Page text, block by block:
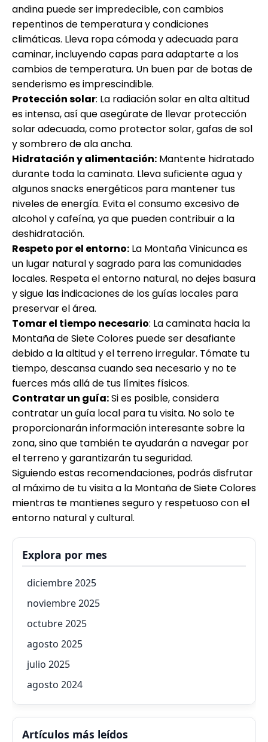
andina puede ser impredecible, con cambios
repentinos de temperatura y condiciones
climáticas. Lleva ropa cómoda y adecuada para
caminar, incluyendo capas para adaptarte a los
cambios de temperatura. Un buen par de botas de
senderismo es imprescindible.
Protección solar: La radiación solar en alta altitud
es intensa, así que asegúrate de llevar protección
solar adecuada, como protector solar, gafas de sol
y sombrero de ala ancha.
Hidratación y alimentación: Mantente hidratado
durante toda la caminata. Lleva suficiente agua y
algunos snacks energéticos para mantener tus
niveles de energía. Evita el consumo excesivo de
alcohol y cafeína, ya que pueden contribuir a la
deshidratación.
Respeto por el entorno: La Montaña Vinicunca es
un lugar natural y sagrado para las comunidades
locales. Respeta el entorno natural, no dejes basura
y sigue las indicaciones de los guías locales para
preservar el área.
Tomar el tiempo necesario: La caminata hacia la
Montaña de Siete Colores puede ser desafiante
debido a la altitud y el terreno irregular. Tómate tu
tiempo, descansa cuando sea necesario y no te
fuerces más allá de tus límites físicos.
Contratar un guía:Si es posible, considera
contratar un guía local para tu visita. No solo te
proporcionarán información interesante sobre la
zona, sino que también te ayudarán a navegar por
el terreno y garantizarán tu seguridad.
Siguiendo estas recomendaciones, podrás disfrutar
al máximo de tu visita a la Montaña de Siete Colores
mientras te mantienes seguro y respetuoso con el
entorno natural y cultural.
Explora por mes
diciembre 2025
noviembre 2025
octubre 2025
agosto 2025
julio 2025
agosto 2024
Artículos más leídos